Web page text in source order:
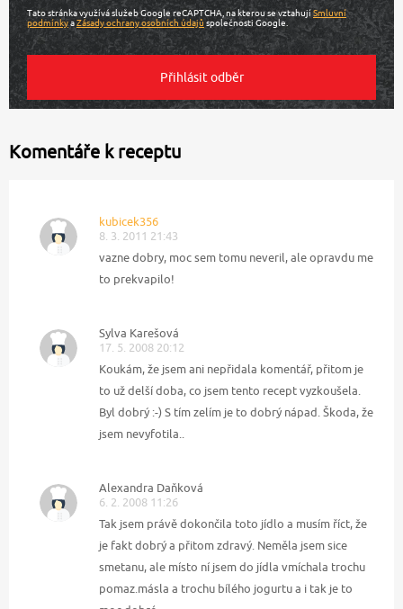
Tato stránka využívá služeb Google reCAPTCHA, na kterou se vztahujíSmluvní
podmínkyaZásady ochrany osobních údajů společnosti Google.
Komentáře k receptu
kubicek356
8. 3. 2011 21:43
vazne dobry, moc sem tomu neveril, ale opravdu me
to prekvapilo!
Sylva Karešová
17. 5. 2008 20:12
Koukám, že jsem ani nepřidala komentář, přitom je
to už delší doba, co jsem tento recept vyzkoušela.
Byl dobrý :-) S tím zelím je to dobrý nápad. Škoda, že
jsem nevyfotila..
Alexandra Daňková
6. 2. 2008 11:26
Tak jsem právě dokončila toto jídlo a musím říct, že
je fakt dobrý a přitom zdravý. Neměla jsem sice
smetanu, ale místo ní jsem do jídla vmíchala trochu
pomaz.másla a trochu bílého jogurtu a i tak je to